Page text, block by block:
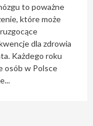
to poważne
które może
dla zdrowia
Każdego roku
osób w Polsce